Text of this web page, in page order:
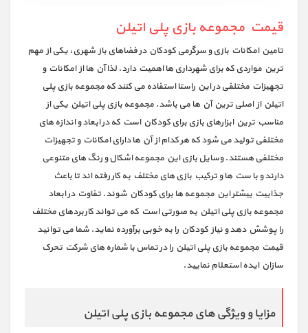
قیمت مجموعه بازی پلی اتیلن
تامین امکانات بازی و سرگرمی کودکان در فضاهای باز شهری، یکی از مهم
ترین مواردی که برای شهرداری ها اهمیت دارد. لذا آن ها از امکانات و
تجهیزات مختلفی در این راستا استفاده می کنند که مجموعه بازی پلی
اتیلن از اصلی ترین آن ها می باشد. مجموعه بازی پلی اتیلن یکی از
مناسب ترین ابزارهای بازی برای کودکان است که در ابعاد و اندازه های
مختلفی تولید می شود که هر کدام از آن ها دارای امکانات و تجهیزات
مختلفی هستند. وسایل بازی این مجموعه اشکال و رنگ های متنوعی
دارند و با ست ها و ترکیب بازی های مختلف به کار رفته اند تا باعث
جذابیت بیشتر این مجموعه ها برای کودکان شوند. تفاوت در ابعاد
مجموعه بازی پلی اتیلن به صورتی است که می تواند کاربردهای مختلف
را پوشش دهد و نیاز کودکان را به خوبی برآورده نماید. شما می توانید
قیمت مجموعه بازی پلی اتیلن را در تماس با شماره های شرکت تحرک
سازان ایده استعلام نمایید.
مزایا و ویژگی های مجموعه بازی پلی اتیلن